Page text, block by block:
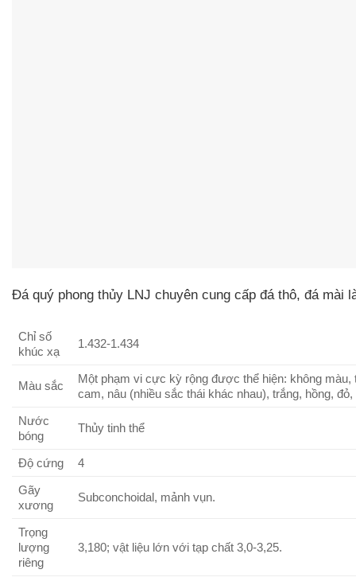
Đá quý phong thủy LNJ chuyên cung cấp đá thô, đá mài
Chỉ số
khúc xạ
1.432-1.434
Màu sắc
Một phạm vi cực kỳ rộng được thể hiện: không
cam, nâu (nhiều sắc thái khác nhau), trắng, hồng,
Nước
bóng
Thủy tinh thể
Độ cứng
4
Gãy
xương
Subconchoidal, mảnh vụn.
Trọng
lượng
riêng
3,180; vật liệu lớn với tạp chất 3,0-3,25.